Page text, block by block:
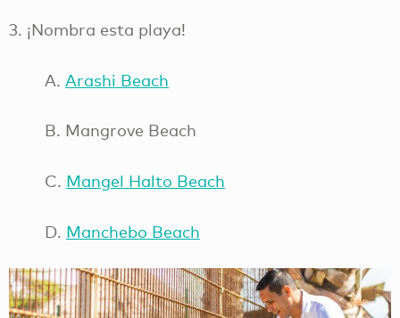
3. ¡Nombra esta playa!
A. Arashi Beach
B. Mangrove Beach
C. Mangel Halto Beach
D. Manchebo Beach